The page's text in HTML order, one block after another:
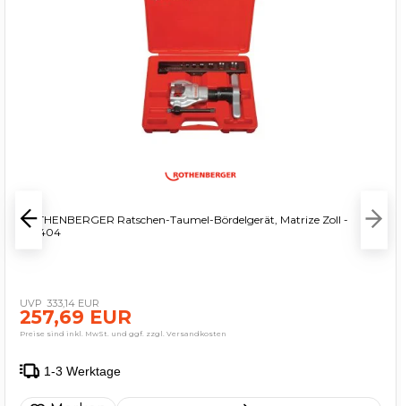
ROTHENBERGER Ratschen-Taumel-Bördelgerät, Matrize Zoll -
222404
333,14 EUR
257,69 EUR
Preise sind inkl. MwSt. und ggf. zzgl. Versandkosten
1-3 Werktage